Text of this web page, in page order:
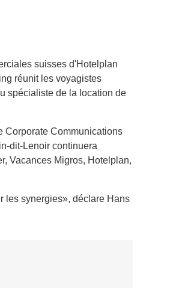
suisses d'Hotelplan
réunit les voyagistes
spécialiste de la location de
Corporate Communications
dit-Lenoir continuera
Vacances Migros, Hotelplan,
les synergies», déclare Hans